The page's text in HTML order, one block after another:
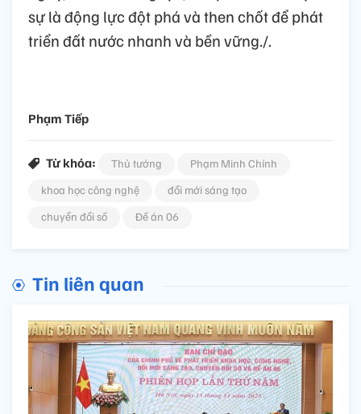
sự là động lực đột phá và then chốt để phát
triển đất nước nhanh và bền vững./.
Phạm Tiếp
Từ khóa: Thủ tướng
Phạm Minh Chính
khoa học công nghệ
đổi mới sáng tạo
chuyển đổi số
Đề án 06
Tin liên quan